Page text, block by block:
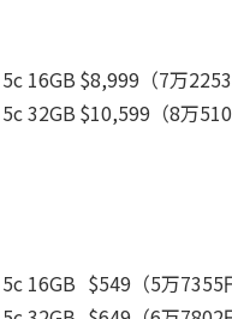
5c 16GB $8,999（7万
5c 32GB $10,599（8万
5c 16GB $549（5万7355